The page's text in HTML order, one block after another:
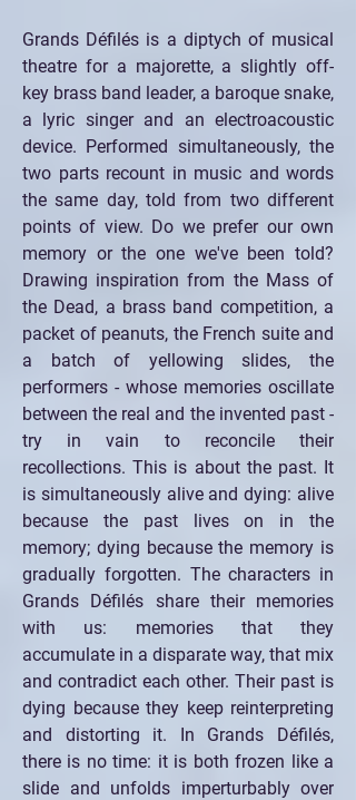
Grands Défilés is a diptych of musical
theatre for a majorette, a slightly off-
key brass band leader, a baroque snake,
a lyric singer and an electroacoustic
device. Performed simultaneously, the
two parts recount in music and words
the same day, told from two different
points of view. Do we prefer our own
memory or the one we've been told?
Drawing inspiration from the Mass of
the Dead, a brass band competition, a
packet of peanuts, the French suite and
a batch of yellowing slides, the
performers - whose memories oscillate
between the real and the invented past -
try in vain to reconcile their
recollections. This is about the past. It
is simultaneously alive and dying: alive
because the past lives on in the
memory; dying because the memory is
gradually forgotten. The characters in
Grands Défilés share their memories
with us: memories that they
accumulate in a disparate way, that mix
and contradict each other. Their past is
dying because they keep reinterpreting
and distorting it. In Grands Défilés,
there is no time: it is both frozen like a
slide and unfolds imperturbably over